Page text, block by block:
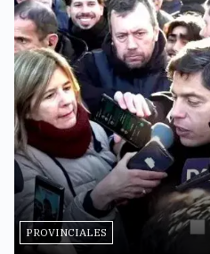
PROVINCIALES